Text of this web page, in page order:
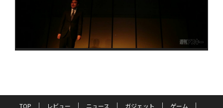
TOP レビュー ニュース ガジェット
ゲーム